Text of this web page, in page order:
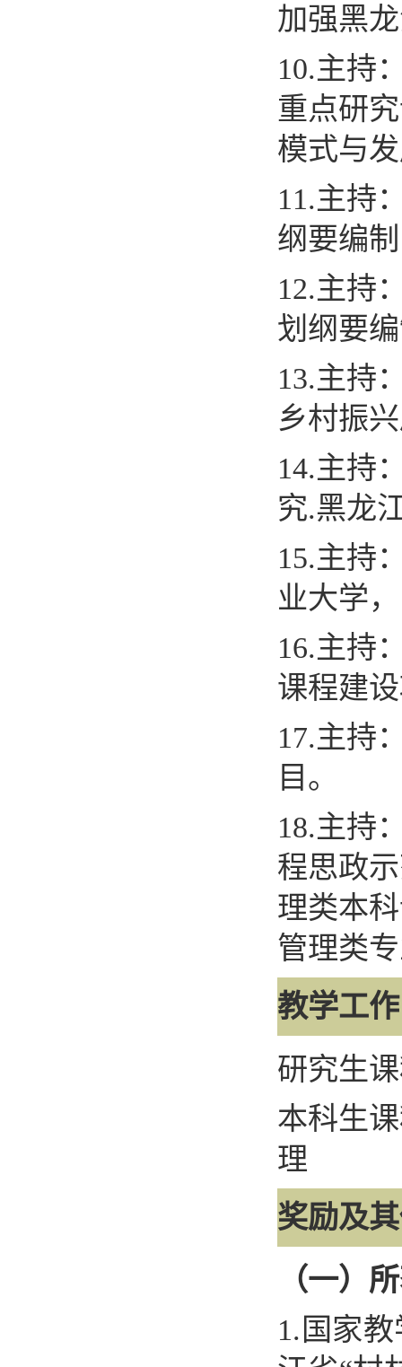
加强黑
10.主持
重点研
模式与
11.主持
纲要编
12.主持
划纲要
13.主持
乡村振
14.主持
究.黑龙
15.主持
业大学
16.主持
课程建
17.主持
目。
18.主持
程思政
理类本
管理类
教学工作
研究生
本科生
理
奖励及
（一）
1. 国家